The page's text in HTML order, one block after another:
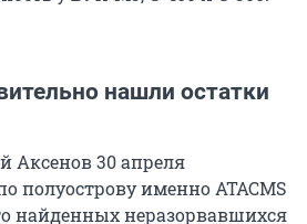
нашли остатки
Аксенов 30 апреля
полуострову именно ATACMS
найденных неразорвавшихся